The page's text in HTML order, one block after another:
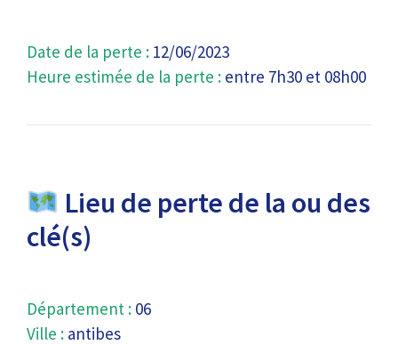
Date de la perte : 12/06/2023
Heure estimée de la perte : entre 7h30 et 08h00
Lieu de perte de la ou des
clé(s)
Département : 06
Ville : antibes